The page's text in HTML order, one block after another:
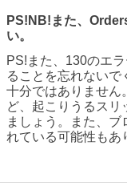
PS!NB!また、
い。
PS!また、130のエ
ることを忘れない
十分ではありません
ど、起こりうるスリ
ましょう。また、
れている可能性もあ